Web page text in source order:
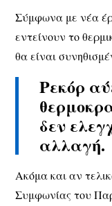
Σύμφωνα με νέα
εντείνουν το
θα είναι
Ρεκόρ
δεν
αλλαγή.
Ακόμα και αν
Συμφωνίας του